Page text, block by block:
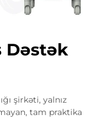
Dəstək
şirkəti, yalnız
tam praktika